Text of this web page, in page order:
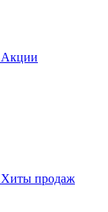
Акции
Хиты продаж